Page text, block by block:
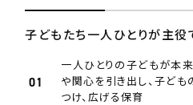
子どもたち一人ひとりが主役
一人ひとりの子どもが本
や関心を引き出し、子ど
つけ、広げる保育